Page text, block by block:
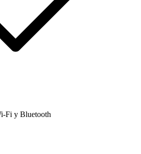
Fi y Bluetooth